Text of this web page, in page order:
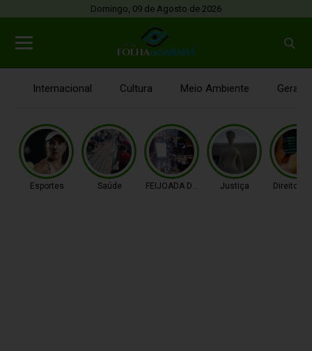
Domingo, 09 de Agosto de 2026
Internacional Cultura Meio Ambiente Gerais
Esportes Saúde FEIJOADA DA PROPAGAN
Justiça Direitos